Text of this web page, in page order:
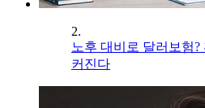
2.
노후 대비로 달러보험
커진다